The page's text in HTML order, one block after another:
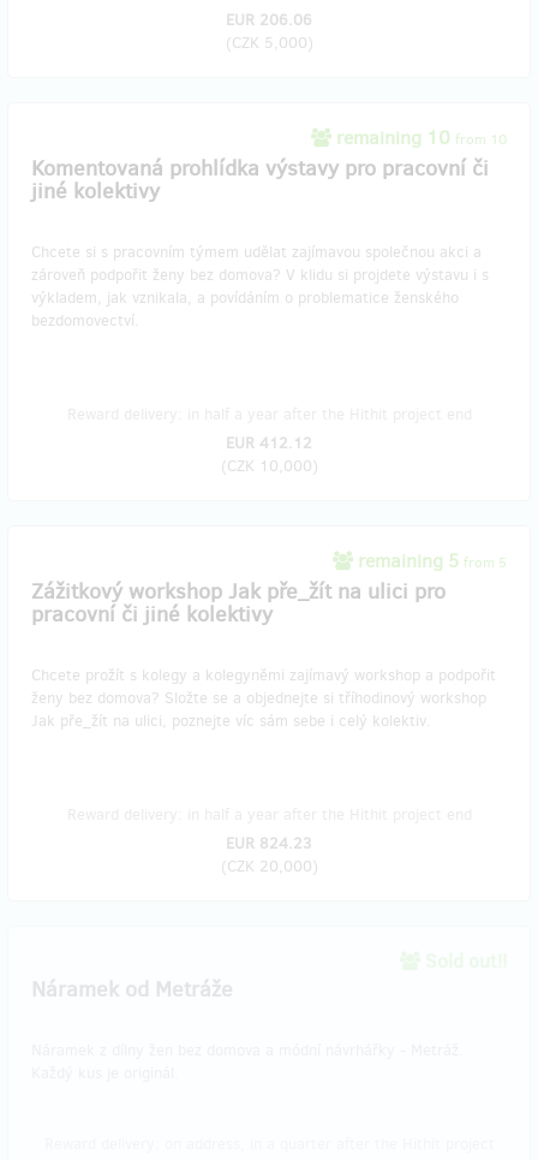
EUR 206.06
(CZK 5,000)
remaining 10 from 10
Komentovaná prohlídka výstavy pro pracovní či
jiné kolektivy
Chcete si s pracovním týmem udělat zajímavou společnou akci a
zároveň podpořit ženy bez domova? V klidu si projdete výstavu i s
výkladem, jak vznikala, a povídáním o problematice ženského
bezdomovectví.
EUR 412.12
(CZK 10,000)
remaining 5 from 5
Zážitkový workshop Jak pře_žít na ulici pro
pracovní či jiné kolektivy
Chcete prožít s kolegy a kolegyněmi zajímavý workshop a podpořit
ženy bez domova? Složte se a objednejte si tříhodinový workshop
Jak pře_žít na ulici, poznejte víc sám sebe i celý kolektiv.
EUR 824.23
(CZK 20,000)
Náramek od Metráže